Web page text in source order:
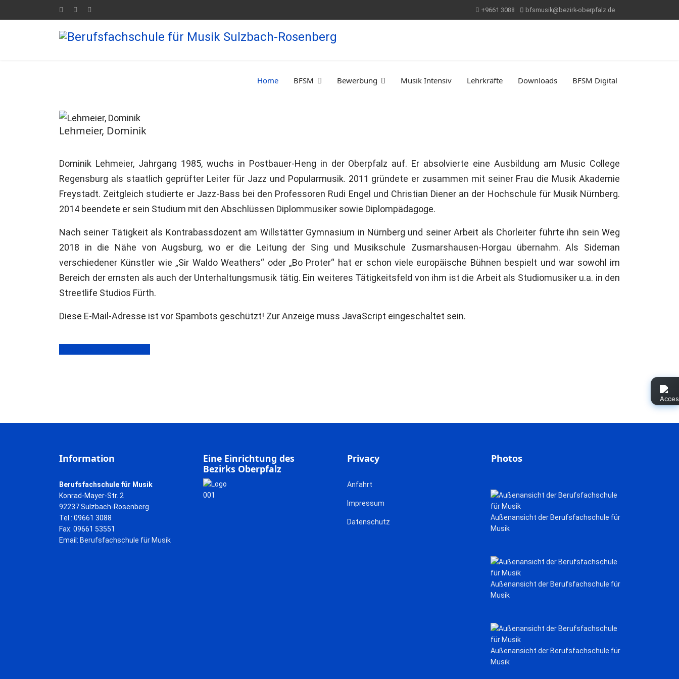
+9661 3088 bfsmusik@bezirk-oberpfalz.de
Home BFSM Bewerbung Musik Intensiv Lehrkräfte Downloads BFSM Digital
Lehmeier, Dominik
Dominik Lehmeier, Jahrgang 1985, wuchs in Postbauer-Heng in der Oberpfalz auf. Er absolvierte eine Ausbildung am Music College
Regensburg als staatlich geprüfter Leiter für Jazz und Popularmusik. 2011 gründete er zusammen mit seiner Frau die Musik Akademie
Freystadt. Zeitgleich studierte er Jazz-Bass bei den Professoren Rudi Engel und Christian Diener an der Hochschule für Musik Nürnberg.
2014 beendete er sein Studium mit den Abschlüssen Diplommusiker sowie Diplompädagoge.
Nach seiner Tätigkeit als Kontrabassdozent am Willstätter Gymnasium in Nürnberg und seiner Arbeit als Chorleiter führte ihn sein Weg
2018 in die Nähe von Augsburg, wo er die Leitung der Sing und Musikschule Zusmarshausen-Horgau übernahm. Als Sideman
verschiedener Künstler wie „Sir Waldo Weathers“ oder „Bo Proter“ hat er schon viele europäische Bühnen bespielt und war sowohl im
Bereich der ernsten als auch der Unterhaltungsmusik tätig. Ein weiteres Tätigkeitsfeld von ihm ist die Arbeit als Studiomusiker u.a. in den
Streetlife Studios Fürth.
Diese E-Mail-Adresse ist vor Spambots geschützt! Zur Anzeige muss JavaScript eingeschaltet sein.
Information
Berufsfachschule für Musik
Konrad-Mayer-Str. 2
92237 Sulzbach-Rosenberg
Tel.: 09661 3088
Fax: 09661 53551
Email: Berufsfachschule für Musik
Eine Einrichtung des
Bezirks Oberpfalz
Privacy
Anfahrt
Impressum
Datenschutz
Photos
Außenansicht der Berufsfachschule für
Musik
Außenansicht der Berufsfachschule für
Musik
Außenansicht der Berufsfachschule für
Musik